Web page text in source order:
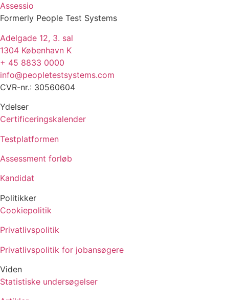
Assessio
Formerly People Test Systems
Adelgade 12, 3. sal
1304 København K
+ 45 8833 0000
info@peopletestsystems.com
CVR-nr.: 30560604
Ydelser
Certificeringskalender
Testplatformen
Assessment forløb
Kandidat
Politikker
Cookiepolitik
Privatlivspolitik
Privatlivspolitik for jobansøgere
Viden
Statistiske undersøgelser